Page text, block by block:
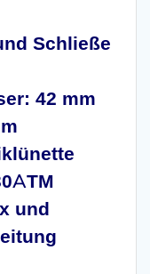
Schließe
42 mm
und